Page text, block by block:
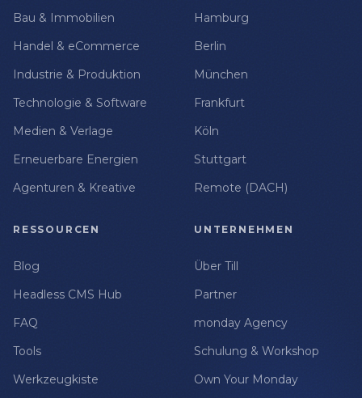
Bau & Immobilien
Handel & eCommerce
Industrie & Produktion
Technologie & Software
Medien & Verlage
Erneuerbare Energien
Agenturen & Kreative
Hamburg
Berlin
München
Frankfurt
Köln
Stuttgart
Remote (DACH)
RESSOURCEN
Blog
Headless CMS Hub
FAQ
Tools
Werkzeugkiste
UNTERNEHMEN
Über Till
Partner
monday Agency
Schulung & Workshop
Own Your Monday